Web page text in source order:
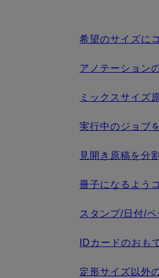
希望のサイズに
アノテーション
ミックスサイズ
実行中のジョブ
見開き原稿を分
冊子になるよう
スタンプ/日付/
IDカードのおも
定形サイズ以外